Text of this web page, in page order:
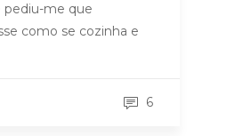
pediu-me que
como se cozinha e
6